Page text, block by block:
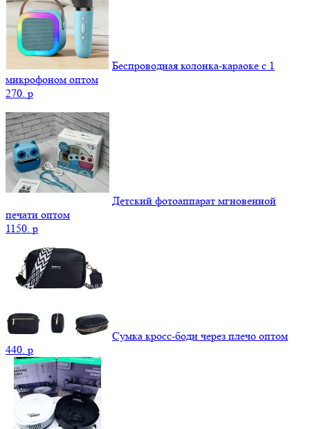
Беспроводная колонка-караоке с 1
микрофоном оптом
270. p
Детский фотоаппарат мгновенной
печати оптом
1150. p
Сумка кросс-боди через плечо оптом
440. p